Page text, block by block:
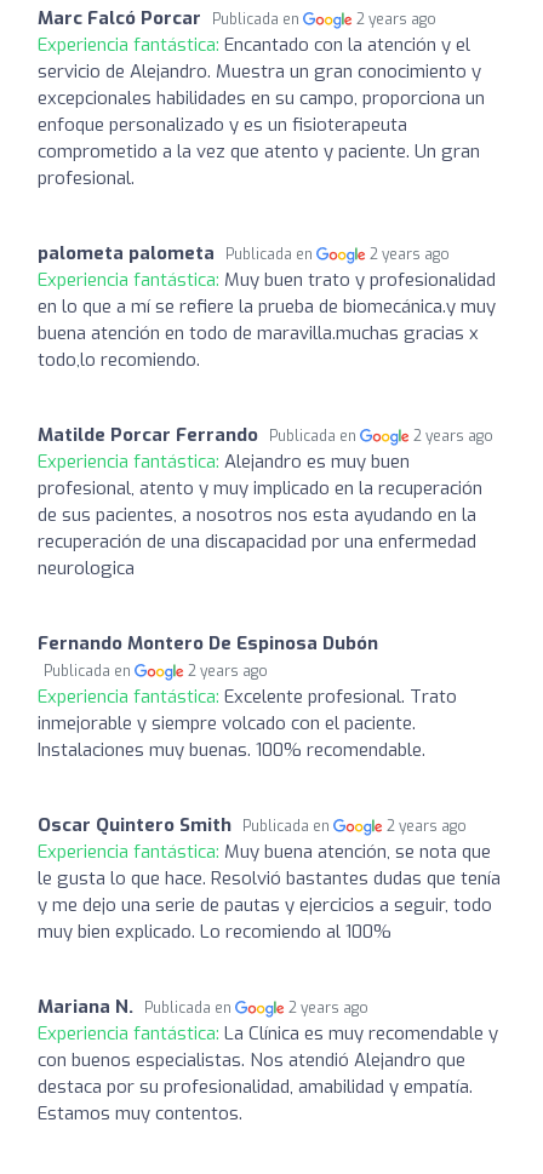
Marc Falcó Porcar Publicada en 2 years ago
Experiencia fantástica: Encantado con la atención y el
servicio de Alejandro. Muestra un gran conocimiento y
excepcionales habilidades en su campo, proporciona un
enfoque personalizado y es un fisioterapeuta
comprometido a la vez que atento y paciente. Un gran
profesional.
palometa palometa Publicada en 2 years ago
Experiencia fantástica: Muy buen trato y profesionalidad
en lo que a mí se refiere la prueba de biomecánica.y muy
buena atención en todo de maravilla.muchas gracias x
todo,lo recomiendo.
Matilde Porcar Ferrando Publicada en 2 years ago
Experiencia fantástica: Alejandro es muy buen
profesional, atento y muy implicado en la recuperación
de sus pacientes, a nosotros nos esta ayudando en la
recuperación de una discapacidad por una enfermedad
neurologica
Fernando Montero De Espinosa Dubón
Publicada en 2 years ago
Experiencia fantástica: Excelente profesional. Trato
inmejorable y siempre volcado con el paciente.
Instalaciones muy buenas. 100% recomendable.
Oscar Quintero Smith Publicada en 2 years ago
Experiencia fantástica: Muy buena atención, se nota que
le gusta lo que hace. Resolvió bastantes dudas que tenía
y me dejo una serie de pautas y ejercicios a seguir, todo
muy bien explicado. Lo recomiendo al 100%
Mariana N. Publicada en 2 years ago
Experiencia fantástica: La Clínica es muy recomendable y
con buenos especialistas. Nos atendió Alejandro que
destaca por su profesionalidad, amabilidad y empatía.
Estamos muy contentos.